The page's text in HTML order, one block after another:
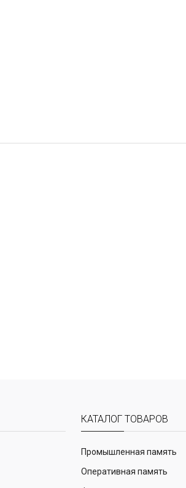
КАТАЛОГ ТОВАРОВ
Промышленная память
Оперативная память